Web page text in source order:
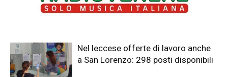
Nel leccese offerte di lavoro anche
a San Lorenzo: 298 posti disponibili